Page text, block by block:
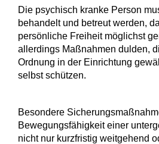
Die psychisch kranke Person
behandelt und betreut werden,
persönliche Freiheit möglichst
allerdings Maßnahmen dulden,
Ordnung in der Einrichtung
selbst schützen.
Besondere
Bewegungsfähigkeit einer
nicht nur kurzfristig weitgehend